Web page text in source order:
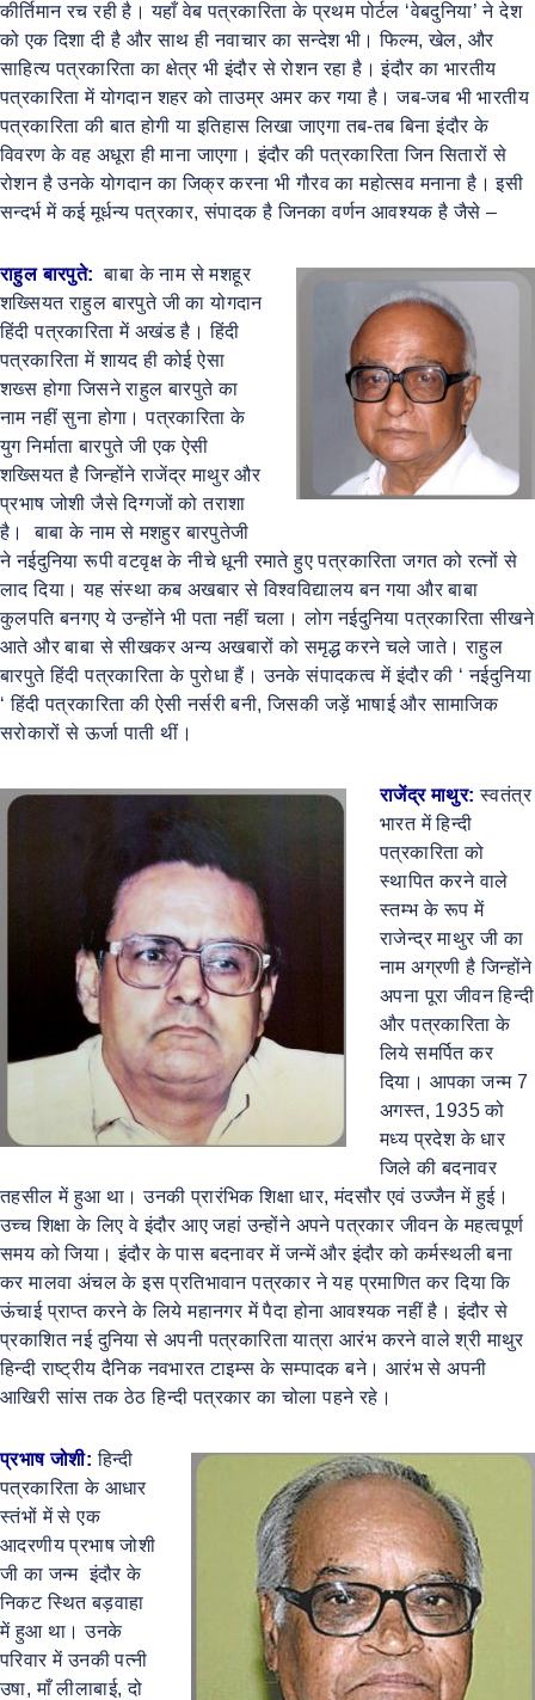
कीर्तिमान रच रही है। यहाँ वेब पत्रकारिता के प्रथम पोर्टल ‘वेबदुनिया’ ने देश
को एक दिशा दी है और साथ ही नवाचार का सन्देश भी। फिल्म, खेल, और
साहित्य पत्रकारिता का क्षेत्र भी इंदौर से रोशन रहा है। इंदौर का भारतीय
पत्रकारिता में योगदान शहर को ताउम्र अमर कर गया है। जब-जब भी भारतीय
पत्रकारिता की बात होगी या इतिहास लिखा जाएगा तब-तब बिना इंदौर के
विवरण के वह अधूरा ही माना जाएगा। इंदौर की पत्रकारिता जिन सितारों से
रोशन है उनके योगदान का जिक्र करना भी गौरव का महोत्सव मनाना है। इसी
सन्दर्भ में कई मूर्धन्य पत्रकार, संपादक है जिनका वर्णन आवश्यक है जैसे –
राहुल बारपुते:
बाबा के नाम से मशहूर
शख्सियत राहुल बारपुते जी का योगदान
हिंदी पत्रकारिता में अखंड है। हिंदी
पत्रकारिता में शायद ही कोई ऐसा
शख्स होगा जिसने राहुल बारपुते का
नाम नहीं सुना होगा। पत्रकारिता के
युग निर्माता बारपुते जी एक ऐसी
शख्सियत है जिन्होंने राजेंद्र माथुर और
प्रभाष जोशी जैसे दिग्गजों को तराशा
है। बाबा के नाम से मशहुर बारपुतेजी
ने नईदुनिया रूपी वटवृक्ष के नीचे धूनी रमाते हुए पत्रकारिता जगत को रत्नों से
लाद दिया। यह संस्था कब अखबार से विश्वविद्यालय बन गया और बाबा
कुलपति बनगए ये उन्होंने भी पता नहीं चला। लोग नईदुनिया पत्रकारिता सीखने
आते और बाबा से सीखकर अन्य अखबारों को समृद्ध करने चले जाते। राहुल
बारपुते हिंदी पत्रकारिता के पुरोधा हैं। उनके संपादकत्व में इंदौर की ‘ नईदुनिया
‘ हिंदी पत्रकारिता की ऐसी नर्सरी बनी, जिसकी जड़ें भाषाई और सामाजिक
सरोकारों से ऊर्जा पाती थीं।
राजेंद्र माथुर:स्वतंत्र
भारत में हिन्दी
पत्रकारिता को
स्थापित करने वाले
स्तम्भ के रूप में
राजेन्द्र माथुर जी का
नाम अग्रणी है जिन्होंने
अपना पूरा जीवन हिन्दी
और पत्रकारिता के
लिये समर्पित कर
दिया। आपका जन्म 7
अगस्त, 1935 को
मध्य प्रदेश के धार
जिले की बदनावर
तहसील में हुआ था। उनकी प्रारंभिक शिक्षा धार, मंदसौर एवं उज्जैन में हुई।
उच्च शिक्षा के लिए वे इंदौर आए जहां उन्होंने अपने पत्रकार जीवन के महत्वपूर्ण
समय को जिया। इंदौर के पास बदनावर में जन्में और इंदौर को कर्मस्थली बना
कर मालवा अंचल के इस प्रतिभावान पत्रकार ने यह प्रमाणित कर दिया कि
ऊंचाई प्राप्त करने के लिये महानगर में पैदा होना आवश्यक नहीं है। इंदौर से
प्रकाशित नई दुनिया से अपनी पत्रकारिता यात्रा आरंभ करने वाले श्री माथुर
हिन्दी राष्ट्रीय दैनिक नवभारत टाइम्स के सम्पादक बने। आरंभ से अपनी
आखिरी सांस तक ठेठ हिन्दी पत्रकार का चोला पहने रहे।
प्रभाष जोशी:हिन्दी
पत्रकारिता के आधार
स्तंभों में से एक
आदरणीय प्रभाष जोशी
जी का जन्म इंदौर के
निकट स्थित बड़वाहा
में हुआ था। उनके
परिवार में उनकी पत्नी
उषा, माँ लीलाबाई, दो